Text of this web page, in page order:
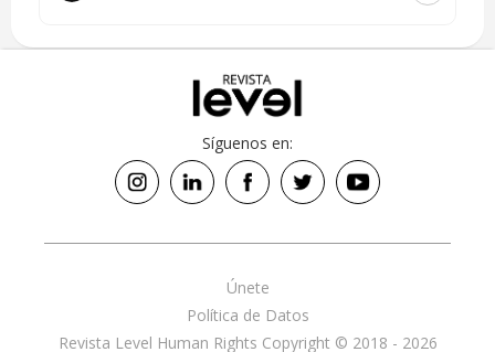
Síguenos en:
Revista Level Human Rights Copyright © 2018 - 2026
Política de Datos
Únete